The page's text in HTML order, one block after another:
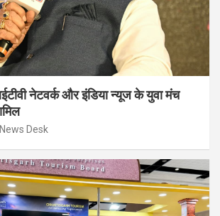
नेटवर्क और इंडिया न्यूज के युवा मंच
News Desk